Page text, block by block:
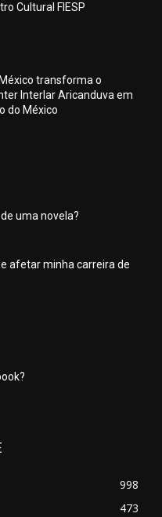
Cultural FIESP
transforma o
Interlar Aricanduva em
do México
uma novela?
afetar minha carreira de
998
473